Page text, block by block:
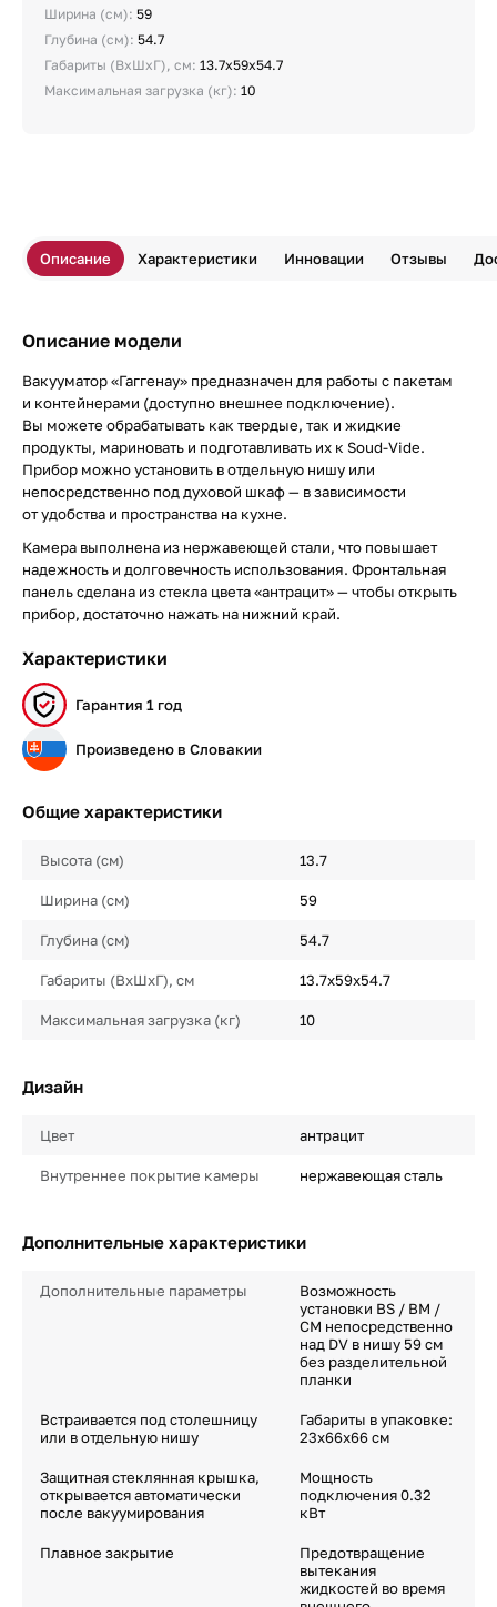
Ширина (см): 59
Глубина (см): 54.7
Габариты (ВхШхГ), см: 13.7х59х54.7
Максимальная загрузка (кг): 10
Описание Характеристики Инновации Отзывы
Описание модели
Вакууматор «Гаггенау» предназначен для работы с пакетам
и контейнерами (доступно внешнее подключение).
Вы можете обрабатывать как твердые, так и жидкие
продукты, мариновать и подготавливать их к Soud-Vide.
Прибор можно установить в отдельную нишу или
непосредственно под духовой шкаф — в зависимости
от удобства и пространства на кухне.
Камера выполнена из нержавеющей стали, что повышает
надежность и долговечность использования. Фронтальная
панель сделана из стекла цвета «антрацит» — чтобы открыть
прибор, достаточно нажать на нижний край.
Характеристики
Гарантия 1 год
Произведено в Словакии
Общие характеристики
Высота (см) 13.7
Ширина (см) 59
Глубина (см) 54.7
Габариты (ВхШхГ), см 13.7х59х54.7
Максимальная загрузка (кг) 10
Дизайн
Цвет антрацит
Внутреннее покрытие камеры нержавеющая сталь
Дополнительные характеристики
Дополнительные параметры
Возможность
установки BS / BM /
CM непосредственно
над DV в нишу 59 см
без разделительной
планки
Встраивается под столешницу
или в отдельную нишу
Габариты в упаковке:
23х66х66 см
Защитная стеклянная крышка,
открывается автоматически
после вакуумирования
Мощность
подключения 0.32
кВт
Плавное закрытие
Предотвращение
вытекания
жидкостей во время